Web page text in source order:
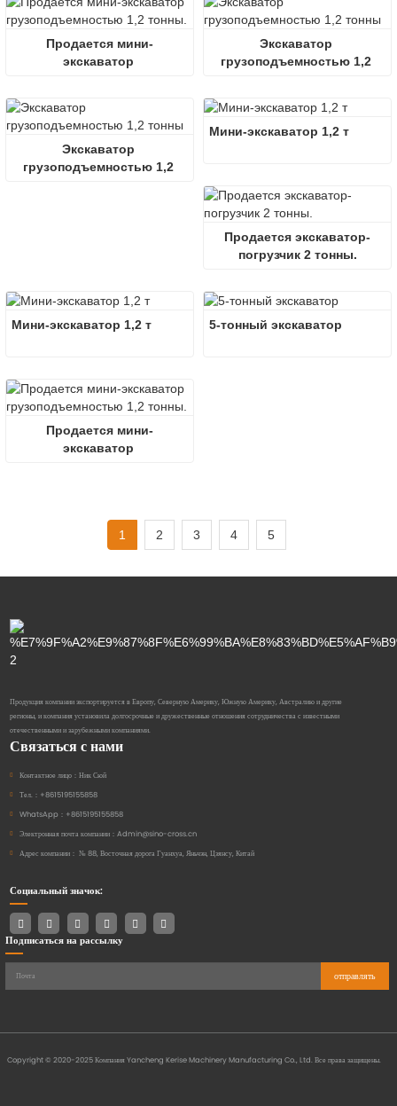
Продается мини-
экскаватор
Экскаватор
грузоподъемностью 1,2
Экскаватор
грузоподъемностью 1,2
Мини-экскаватор 1,2 т
Продается экскаватор-
погрузчик 2 тонны.
Мини-экскаватор 1,2 т 5-тонный экскаватор
Продается мини-
экскаватор
1 2 3 4 5
Продукция компании экспортируется в Европу, Северную Америку, Южную Америку, Австралию и другие
регионы, и компания установила долгосрочные и дружественные отношения сотрудничества с известными
отечественными и зарубежными компаниями.
Связаться с нами
Контактное лицо： Ник Сюй
Тел.： +8615195155858
WhatsApp： +8615195155858
Электронная почта компании： Admin@sino-cross.cn
Адрес компании： № 88, Восточная дорога Гуанхуа, Яньчэн, Цзянсу, Китай
Социальный значок:
Подписаться на рассылку
отправлять
Copyright © 2020-2025 Компания Yancheng Kerise Machinery Manufacturing Co., Ltd. Все права защищены.